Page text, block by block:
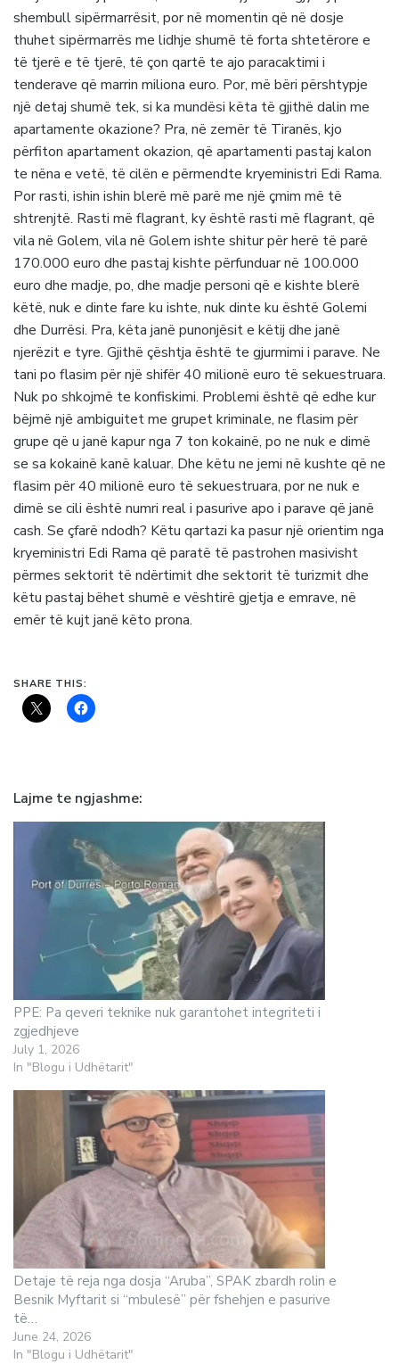
shembull sipërmarrësit, por në momentin që në dosje
thuhet sipërmarrës me lidhje shumë të forta shtetërore e
të tjerë e të tjerë, të çon qartë te ajo paracaktimi i
tenderave që marrin miliona euro. Por, më bëri përshtypje
një detaj shumë tek, si ka mundësi këta të gjithë dalin me
apartamente okazione? Pra, në zemër të Tiranës, kjo
përfiton apartament okazion, që apartamenti pastaj kalon
te nëna e vetë, të cilën e përmendte kryeministri Edi Rama.
Por rasti, ishin ishin blerë më parë me një çmim më të
shtrenjtë. Rasti më flagrant, ky është rasti më flagrant, që
vila në Golem, vila në Golem ishte shitur për herë të parë
170.000 euro dhe pastaj kishte përfunduar në 100.000
euro dhe madje, po, dhe madje personi që e kishte blerë
këtë, nuk e dinte fare ku ishte, nuk dinte ku është Golemi
dhe Durrësi. Pra, këta janë punonjësit e këtij dhe janë
njerëzit e tyre. Gjithë çështja është te gjurmimi i parave. Ne
tani po flasim për një shifër 40 milionë euro të sekuestruara.
Nuk po shkojmë te konfiskimi. Problemi është që edhe kur
bëjmë një ambiguitet me grupet kriminale, ne flasim për
grupe që u janë kapur nga 7 ton kokainë, po ne nuk e dimë
se sa kokainë kanë kaluar. Dhe këtu ne jemi në kushte që ne
flasim për 40 milionë euro të sekuestruara, por ne nuk e
dimë se cili është numri real i pasurive apo i parave që janë
cash. Se çfarë ndodh? Këtu qartazi ka pasur një orientim nga
kryeministri Edi Rama që paratë të pastrohen masivisht
përmes sektorit të ndërtimit dhe sektorit të turizmit dhe
këtu pastaj bëhet shumë e vështirë gjetja e emrave, në
emër të kujt janë këto prona.
SHARE THIS:
Lajme te ngjashme
PPE: Pa qeveri teknike nuk garantohet integriteti i
zgjedhjeve
July 1, 2026
In "Blogu i Udhëtarit"
Detaje të reja nga dosja “Aruba”, SPAK zbardh rolin e
Besnik Myftarit si “mbulesë” për fshehjen e pasurive
të…
June 24, 2026
In "Blogu i Udhëtarit"